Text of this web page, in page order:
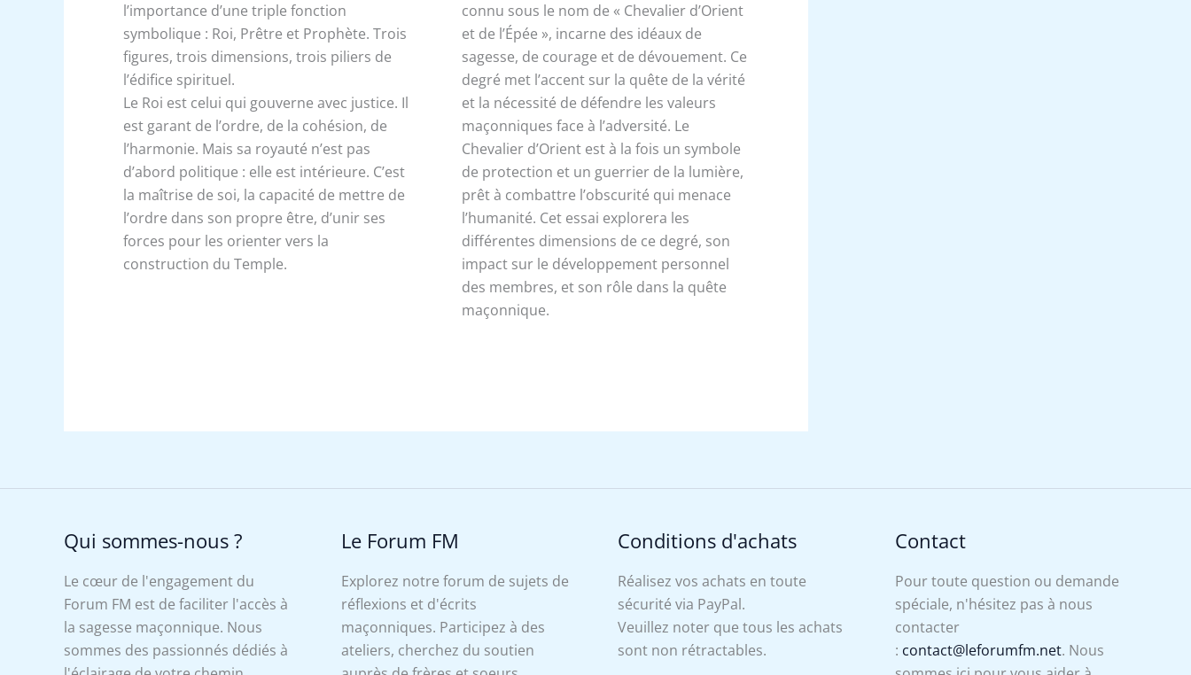
l’importance d’une triple fonction
symbolique : Roi, Prêtre et Prophète. Trois
figures, trois dimensions, trois piliers de
l’édifice spirituel.
Le Roi est celui qui gouverne avec justice. Il
est garant de l’ordre, de la cohésion, de
l’harmonie. Mais sa royauté n’est pas
d’abord politique : elle est intérieure. C’est
la maîtrise de soi, la capacité de mettre de
l’ordre dans son propre être, d’unir ses
forces pour les orienter vers la
construction du Temple.
connu sous le nom de « Chevalier d’Orient
et de l’Épée », incarne des idéaux de
sagesse, de courage et de dévouement. Ce
degré met l’accent sur la quête de la vérité
et la nécessité de défendre les valeurs
maçonniques face à l’adversité. Le
Chevalier d’Orient est à la fois un symbole
de protection et un guerrier de la lumière,
prêt à combattre l’obscurité qui menace
l’humanité. Cet essai explorera les
différentes dimensions de ce degré, son
impact sur le développement personnel
des membres, et son rôle dans la quête
maçonnique.
Qui sommes-nous ?
Le cœur de l'engagement du
Forum FM est de faciliter l'accès à
la sagesse maçonnique. Nous
sommes des passionnés dédiés à
Le Forum FM
Explorez notre forum de sujets de
réflexions et d'écrits
maçonniques. Participez à des
ateliers, cherchez du soutien
Conditions d'achats
Réalisez vos achats en toute
sécurité via PayPal.
Veuillez noter que tous les achats
sont non rétractables.
Contact
Pour toute question ou demande
spéciale, n'hésitez pas à nous
contacter
: contact@leforumfm.net. Nous